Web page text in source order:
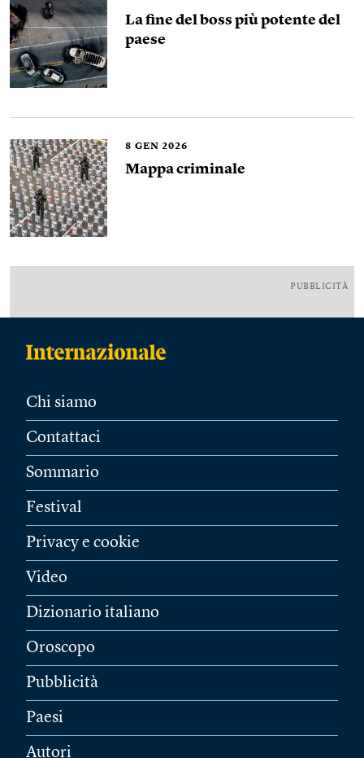
La fine del boss più potente del
paese
8 GEN 2026
Mappa criminale
PUBBLICITÀ
Chi siamo
Contattaci
Sommario
Festival
Privacy e cookie
Video
Dizionario italiano
Oroscopo
Pubblicità
Paesi
Autori